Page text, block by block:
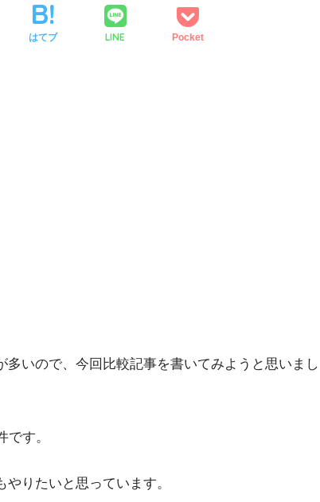
はてブ LINE Pocket
いので、今回比較記事を書いてみようと思いまし
す。
りたいと思っています。